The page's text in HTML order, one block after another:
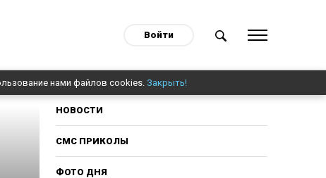
Войти
нами файлов cookies. Закрыть!
НОВОСТИ
СМС ПРИКОЛЫ
ФОТО ДНЯ